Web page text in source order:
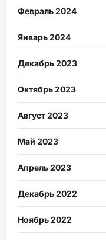
Февраль 2024
Январь 2024
Декабрь 2023
Октябрь 2023
Август 2023
Май 2023
Апрель 2023
Декабрь 2022
Ноябрь 2022